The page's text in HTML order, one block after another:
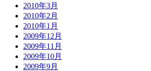
2010年3月
2010年2月
2010年1月
2009年12月
2009年11月
2009年10月
2009年9月